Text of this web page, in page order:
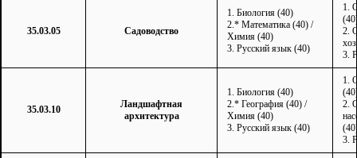
35.03.05 Садоводство
1. Биология (40)
2.* Математика (40) /
Химия (40)
3. Русский язык (40)
1.
2.
3.
35.03.10
Ландшафтная
архитектура
1. Биология (40)
2.* География (40) /
Химия (40)
3. Русский язык (40)
1.
2.
3.